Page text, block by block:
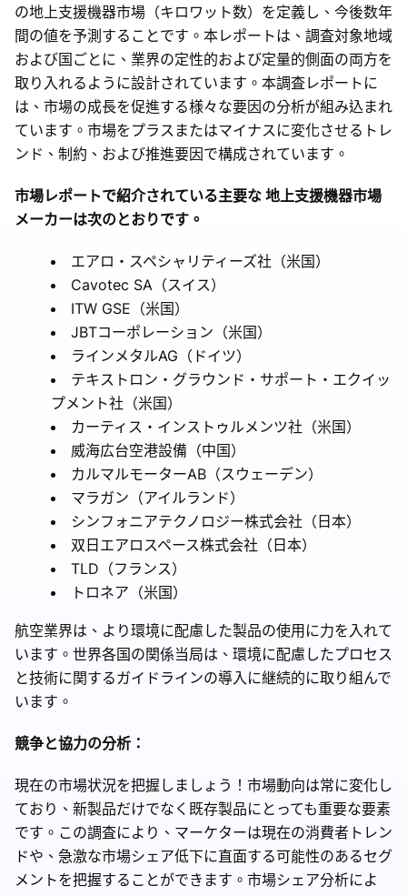
の地上支援機器市場（キロワット数）を定義し、今後数年
間の値を予測することです。本レポートは、調査対象地域
および国ごとに、業界の定性的および定量的側面の両方を
取り入れるように設計されています。本調査レポートに
は、市場の成長を促進する様々な要因の分析が組み込まれ
ています。市場をプラスまたはマイナスに変化させるトレ
ンド、制約、および推進要因で構成されています。
市場レポートで紹介されている主要な 地上支援機器市場
メーカーは次のとおりです。
エアロ・スペシャリティーズ社（米国）
Cavotec SA（スイス）
ITW GSE（米国）
JBTコーポレーション（米国）
ラインメタルAG（ドイツ）
テキストロン・グラウンド・サポート・エクイッ
プメント社（米国）
カーティス・インストゥルメンツ社（米国）
威海広台空港設備（中国）
カルマルモーターAB（スウェーデン）
マラガン（アイルランド）
シンフォニアテクノロジー株式会社（日本）
双日エアロスペース株式会社（日本）
TLD（フランス）
トロネア（米国）
航空業界は、より環境に配慮した製品の使用に力を入れて
います。世界各国の関係当局は、環境に配慮したプロセス
と技術に関するガイドラインの導入に継続的に取り組んで
います。
競争と協力の分析：
現在の市場状況を把握しましょう！市場動向は常に変化し
ており、新製品だけでなく既存製品にとっても重要な要素
です。この調査により、マーケターは現在の消費者トレン
ドや、急激な市場シェア低下に直面する可能性のあるセグ
メントを把握することができます。市場シェア分析によ